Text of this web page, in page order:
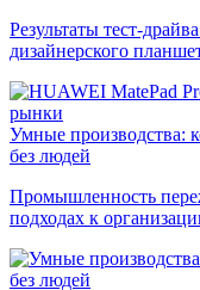
Результаты тест-
дизайнерского
рынки
Умные производства:
без людей
Промышленность
подходах к